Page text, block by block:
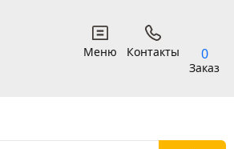
Меню Контакты 0
Заказ